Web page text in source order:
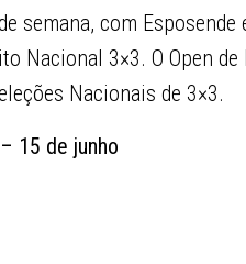
semana, com Esposende
Nacional 3×3. O Open de
Nacionais de 3×3.
15 de junho